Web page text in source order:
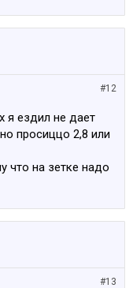
#12
я ездил не дает
просиццо 2,8 или
что на зетке надо
#13